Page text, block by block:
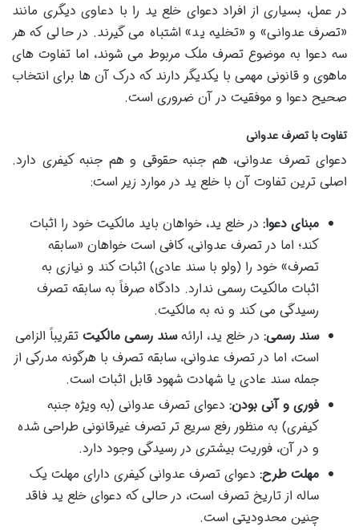
در عمل، بسیاری از افراد دعوای خلع ید را با دعاوی دیگری مانند
«تصرف عدوانی» و «تخلیه ید» اشتباه می گیرند. در حالی که هر
سه دعوا به موضوع تصرف ملک مربوط می شوند، اما تفاوت های
ماهوی و قانونی مهمی با یکدیگر دارند که درک آن ها برای انتخاب
صحیح دعوا و موفقیت در آن ضروری است.
تفاوت باتصرف عدوانی
دعوای تصرف عدوانی، هم جنبه حقوقی و هم جنبه کیفری دارد.
اصلی ترین تفاوت آن با خلع ید در موارد زیر است:
مبنای دعوا: در خلع ید، خواهان باید مالکیت خود را اثبات
کند؛ اما در تصرف عدوانی، کافی است خواهان «سابقه
تصرف» خود را (ولو با سند عادی) اثبات کند و نیازی به
اثبات مالکیت رسمی ندارد. دادگاه صرفاً به سابقه تصرف
رسیدگی می کند و نه به مالکیت.
سند رسمی: در خلع ید، ارائهسند رسمی مالکیت تقریباً الزامی
است، اما در تصرف عدوانی، سابقه تصرف با هرگونه مدرکی از
جمله سند عادی یا شهادت شهود قابل اثبات است.
فوری و آنی بودن: دعوای تصرف عدوانی (به ویژه جنبه
کیفری) به منظور رفع سریع تر تصرف غیرقانونی طراحی شده
و در آن، فوریت بیشتری در رسیدگی وجود دارد.
مهلت طرح: دعوای تصرف عدوانی کیفری دارای مهلت یک
ساله از تاریخ تصرف است، در حالی که دعوای خلع ید فاقد
چنین محدودیتی است.